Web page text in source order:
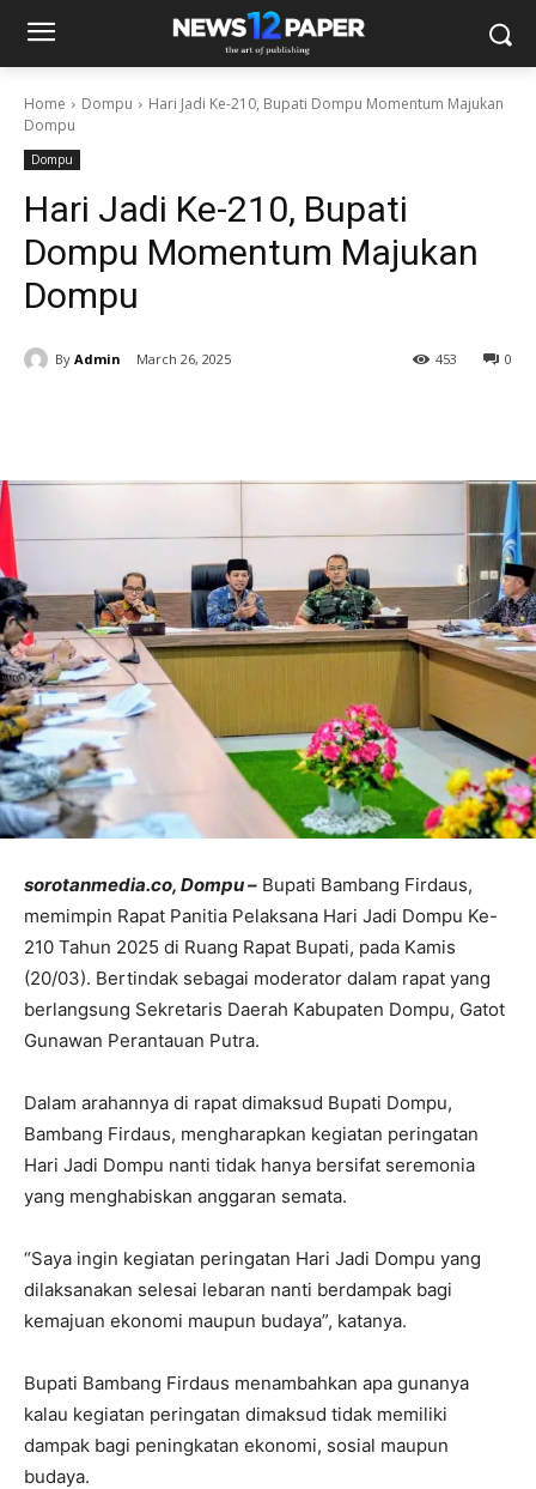
Home Dompu
Hari Jadi Ke-210, Bupati Dompu Momentum Majukan
Dompu
Dompu
Hari Jadi Ke-210, Bupati
Dompu Momentum Majukan
Dompu
By Admin March 26, 2025 0
453
sorotanmedia.co, Dompu – Bupati Bambang Firdaus,
memimpin Rapat Panitia Pelaksana Hari Jadi Dompu Ke-
210 Tahun 2025 di Ruang Rapat Bupati, pada Kamis
(20/03). Bertindak sebagai moderator dalam rapat yang
berlangsung Sekretaris Daerah Kabupaten Dompu, Gatot
Gunawan Perantauan Putra.
Dalam arahannya di rapat dimaksud Bupati Dompu,
Bambang Firdaus, mengharapkan kegiatan peringatan
Hari Jadi Dompu nanti tidak hanya bersifat seremonia
yang menghabiskan anggaran semata.
“Saya ingin kegiatan peringatan Hari Jadi Dompu yang
dilaksanakan selesai lebaran nanti berdampak bagi
kemajuan ekonomi maupun budaya”, katanya.
Bupati Bambang Firdaus menambahkan apa gunanya
kalau kegiatan peringatan dimaksud tidak memiliki
dampak bagi peningkatan ekonomi, sosial maupun
budaya.